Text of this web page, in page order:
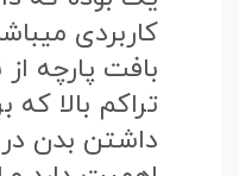
کاربردی
بافت پارچه
تراکم بالا که
داشتن بدن